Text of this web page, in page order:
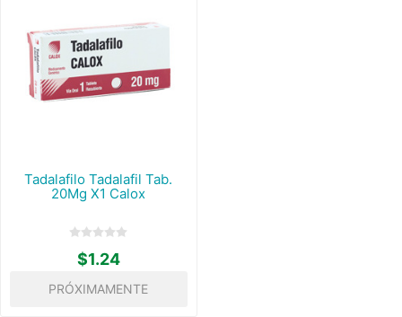
Tadalafilo Tadalafil Tab.
20Mg X1 Calox
$1.24
PRÓXIMAMENTE